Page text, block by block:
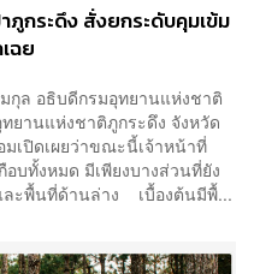
กระดึง สั่งยกระดับคุมเข้ม
ฉย
ล อธิบดีกรมอุทยานแห่งชาติ
ยานแห่งชาติภูกระดึง จังหวัด
เปิดเผยว่าขณะนี้เจ้าหน้าที่
บทั้งหมด มีเพียงบางส่วนที่ยัง
ละพื้นที่ด้านล่าง เบื้องต้นมีพื้...